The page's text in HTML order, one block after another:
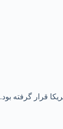
قرار گرفته بود.